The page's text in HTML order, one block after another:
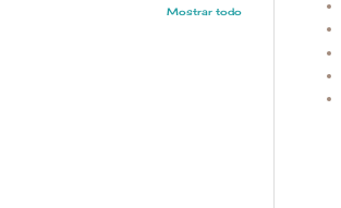
Mostrar todo